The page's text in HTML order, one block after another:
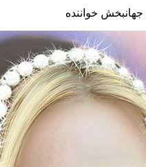
خواننده